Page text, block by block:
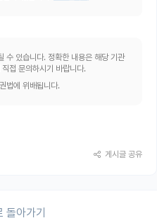
수 있습니다. 정확한 내용은 해당 기관
접 문의하시기 바랍니다.
법에 위배됩니다.
게시글 공유
돌아가기